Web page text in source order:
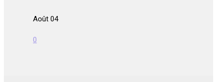
Août 04
0